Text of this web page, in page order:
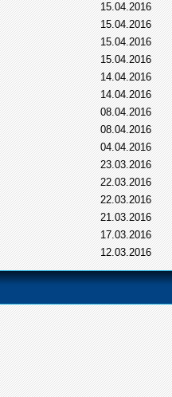
15.04.2016
15.04.2016
15.04.2016
15.04.2016
14.04.2016
14.04.2016
08.04.2016
08.04.2016
04.04.2016
23.03.2016
22.03.2016
22.03.2016
21.03.2016
17.03.2016
12.03.2016